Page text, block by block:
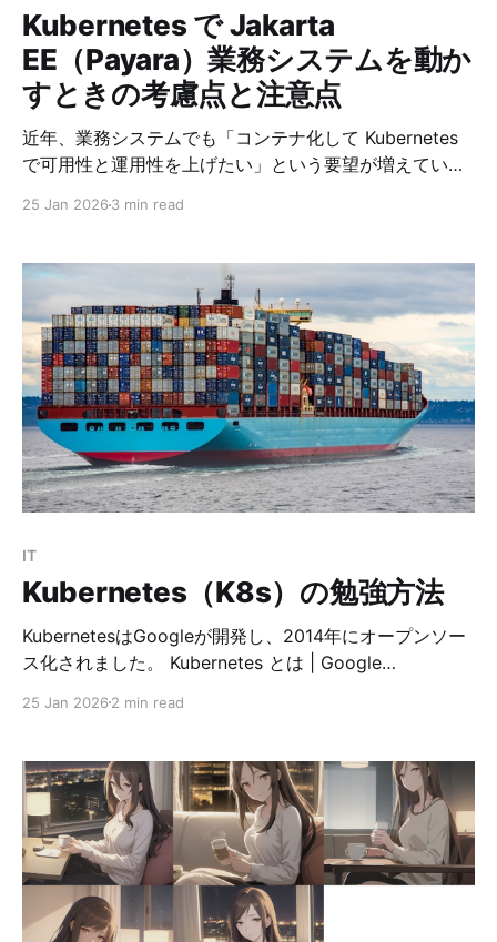
Kubernetes で Jakarta
EE（Payara）業務システムを動か
すときの考慮点と注意点
近年、業務システムでも「コンテナ化して Kubernetes
で可用性と運用性を上げたい」という要望が増えていま
Payara Server で構築している場合に Kubernetes 化す
る際、必ず押さえるべきポイントをまとめます。クラウ
ド環境としては Oracle Cloud（OKE）を前提にしていま
すが、考え方自体はどのK8sにも共通します。 1.
「Payara Server をそのままクラスタリング」は原則し
ない GlassFish 系の標準的なクラスタリング（DAS を中
心としたドメイン管理）は、**「ノードが固定される前
提」**の設計です。一方 Kubernetes では Pod は“消え
るもの”であり、再スケジュールされ、IP
25 Jan 2026 3 min read
IT
Kubernetes（K8s）の勉強方法
KubernetesはGoogleが開発し、2014年にオープンソー
ス化されました。 Kubernetes とは | Google
をどこにでもデプロイ、スケール、管理できるオープン
を簡素化する仕組みをご覧ください。Google Cloud
Kubernetesを勉強しようとすると、最初のハードルが意
外と高いですよね。 そんな中、Google には
Kubernetes を学習するための教育コンテンツとハンズ
オンラボが用意されています。 しかもラボ環境は 無料
で利用可能。 「Kubernetes に興味はあるけれど、なか
なか踏み出せなかった」という方にも、ぜひ挑戦してい
25 Jan 2026 2 min read